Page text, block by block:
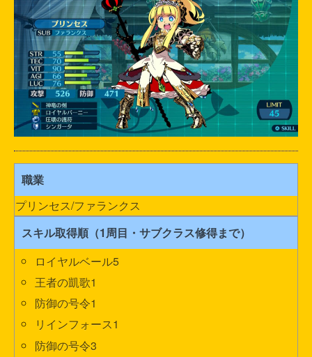
職業
プリンセス/ファランクス
スキル取得順（1周目・サブクラス修得まで）
ロイヤルベール5
王者の凱歌1
防御の号令1
リインフォース1
防御の号令3